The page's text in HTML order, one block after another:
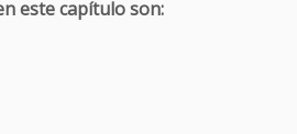
este capítulo son: